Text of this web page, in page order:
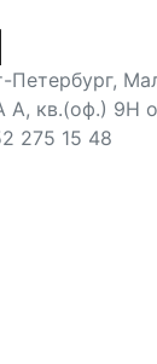
Петербург,
А, кв.(оф.) 9Н
275 15 48